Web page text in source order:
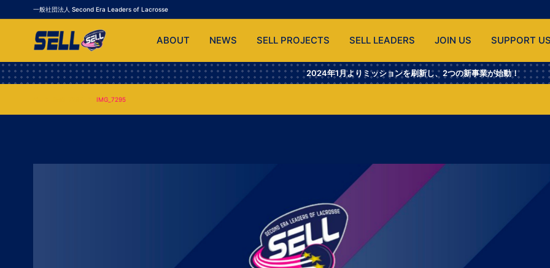
一般社団法人 Second Era Leaders of Lacrosse
ABOUT NEWS SELL PROJECTS SELL LEADERS JOIN US SUPPORT
2024年1月よりミッションを刷新し、2つの新事業が始動！
IMG_7295